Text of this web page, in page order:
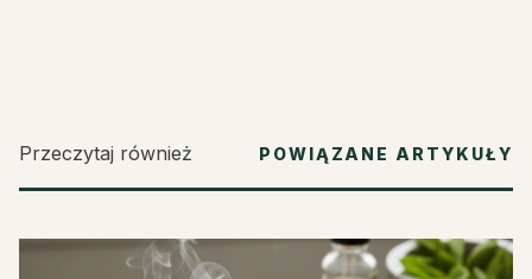
Przeczytaj również POWIĄZANE ARTYKUŁY